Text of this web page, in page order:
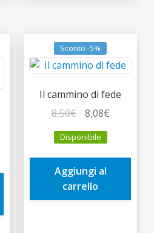
Sconto -5%
Il cammino di fede
8,50€
prezzo
originale
era:
8,50€.
8,08€Il
è:
Disponibile
Aggiungi al
carrello